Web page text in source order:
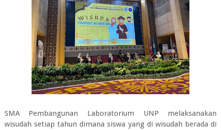
SMA Pembangunan Laboratorium UNP melaksanakan
wisudah setiap tahun dimana siswa yang di wisudah berada di